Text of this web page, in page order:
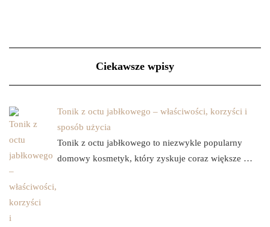
Ciekawsze wpisy
Tonik z octu jabłkowego – właściwości, korzyści i
sposób użycia
Tonik z octu jabłkowego to niezwykle popularny
domowy kosmetyk, który zyskuje coraz większe …